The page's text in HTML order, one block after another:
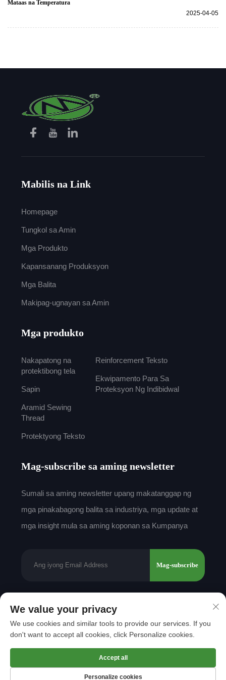
Mataas na Temperatura
2025-04-05
Mabilis na Link
Homepage
Tungkol sa Amin
Mga Produkto
Kapansanang Produksyon
Mga Balita
Makipag-ugnayan sa Amin
Mga produkto
Nakapatong na
protektibong tela
Sapin
Aramid Sewing
Thread
Protektyong Teksto
Reinforcement Teksto
Ekwipamento Para Sa
Proteksyon Ng Indibidwal
Mag-subscribe sa aming newsletter
Sumali sa aming newsletter upang makatanggap ng
mga pinakabagong balita sa industriya, mga update at
mga insight mula sa aming koponan sa Kumpanya
Mag-subscribe
Karapatan sa Pag-aari © 2025 ni Shantou Mingda
Textile Co., Ltd.
Patakaran sa privacy
Gumalaw pataas
We value your privacy
We use cookies and similar tools to provide our services. If you
don't want to accept all cookies, click Personalize cookies.
Personalize cookies
Accept all